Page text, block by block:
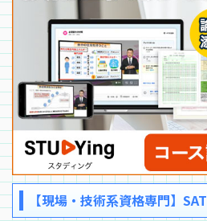
【現場・技術系資格専門】SAT